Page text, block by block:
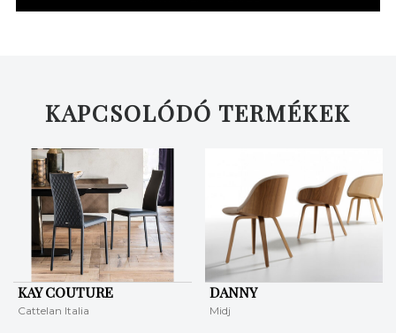
KAPCSOLÓDÓ TERMÉKEK
KAY COUTURE
Cattelan Italia
DANNY
Midj
KERESÉS